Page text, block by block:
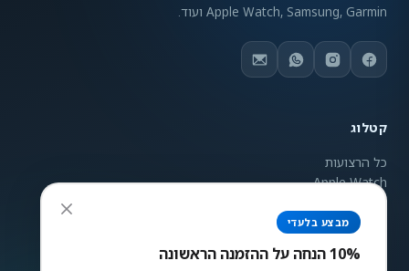
Apple Watch, Samsung, Garmin ועוד.
קטלוג
כל הרצועות
Apple Watch
Samsung Galaxy
Garmin
ניגודיות צבעים
גבוה הפוך אפור
מבצע בלעדי
10% הנחה על ההזמנה הראשונה